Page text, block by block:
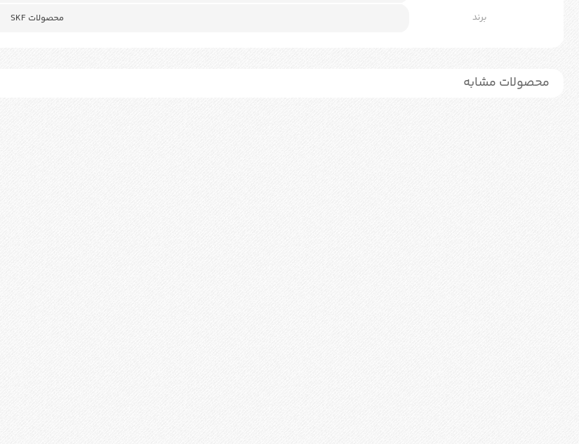
برند محصولات SKF
محصولات مشابه